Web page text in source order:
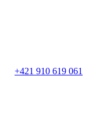
+421 910 619 061